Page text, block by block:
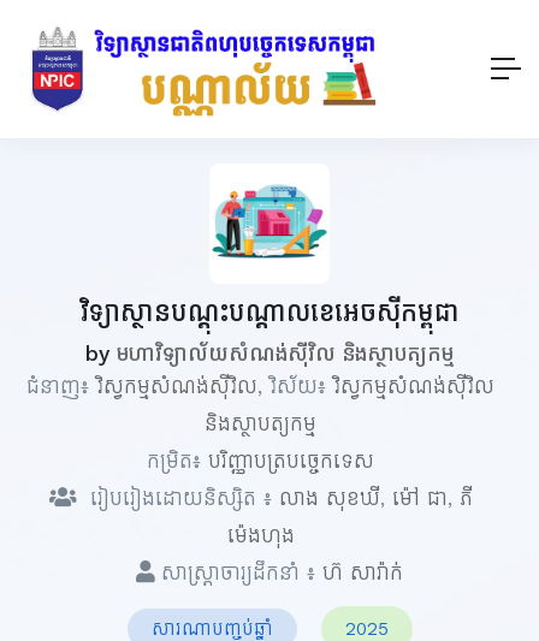
វិទ្យាស្ថានបណ្តុះបណ្តាលខេអេចស៊ីកម្ពុជា
by មហាវិទ្យាល័យសំណង់ស៊ីវិល និងស្ថាបត្យកម្ម
ជំនាញ៖វិស្វកម្មសំណង់ស៊ីវិល, វិស័យ៖វិស្វកម្មសំណង់ស៊ីវិល
និងស្ថាបត្យកម្ម
កម្រិត៖ បរិញ្ញាបត្របច្ចេកទេស
រៀបរៀងដោយនិស្សិត ៖ លាង សុខឃី, ម៉ៅ ជា, ភី
ម៉េងហុង
សាស្ត្រាចារ្យដឹកនាំ ៖ ហ៊ សារ៉ាក់
សារណាបញ្ចប់ឆ្នាំ 2025